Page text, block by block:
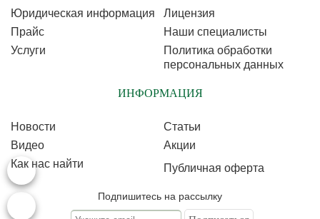
Юридическая информация
Лицензия
Прайс
Наши специалисты
Услуги
Политика обработки
персональных данных
ИНФОРМАЦИЯ
Новости
Статьи
Видео
Акции
Как нас найти
Публичная оферта
Подпишитесь на рассылку